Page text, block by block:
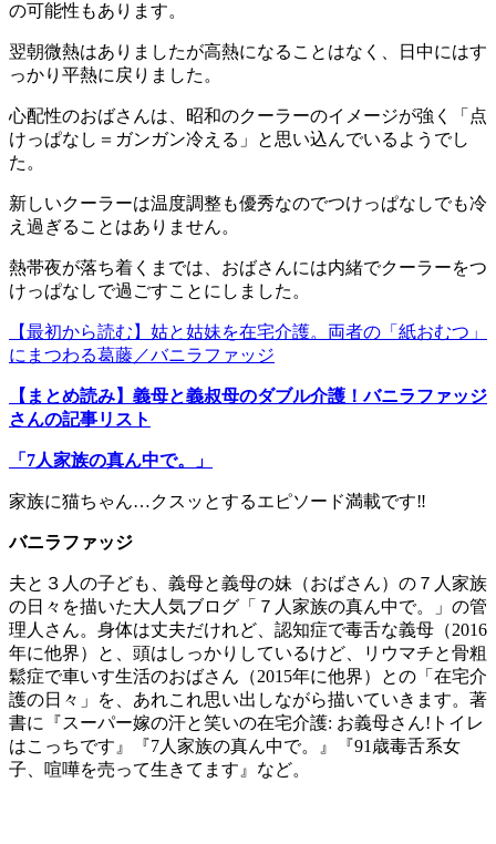
の可能性もあります。
翌朝微熱はありましたが高熱になることはなく、日中にはす
っかり平熱に戻りました。
心配性のおばさんは、昭和のクーラーのイメージが強く「点
けっぱなし＝ガンガン冷える」と思い込んでいるようでし
た。
新しいクーラーは温度調整も優秀なのでつけっぱなしでも冷
え過ぎることはありません。
熱帯夜が落ち着くまでは、おばさんには内緒でクーラーをつ
けっぱなしで過ごすことにしました。
【最初から読む】姑と姑妹を在宅介護。両者の「紙おむつ」
にまつわる葛藤／バニラファッジ
【まとめ読み】義母と義叔母のダブル介護！バニラファッジ
さんの記事リスト
「7人家族の真ん中で。」
家族に猫ちゃん…クスッとするエピソード満載です‼
バニラファッジ
夫と３人の子ども、義母と義母の妹（おばさん）の７人家族
の日々を描いた大人気ブログ「７人家族の真ん中で。」の管
理人さん。身体は丈夫だけれど、認知症で毒舌な義母（2016
年に他界）と、頭はしっかりしているけど、リウマチと骨粗
鬆症で車いす生活のおばさん（2015年に他界）との「在宅介
護の日々」を、あれこれ思い出しながら描いていきます。著
書に『スーパー嫁の汗と笑いの在宅介護: お義母さん!トイレ
はこっちです』『7人家族の真ん中で。』『91歳毒舌系女
子、喧嘩を売って生きてます』など。